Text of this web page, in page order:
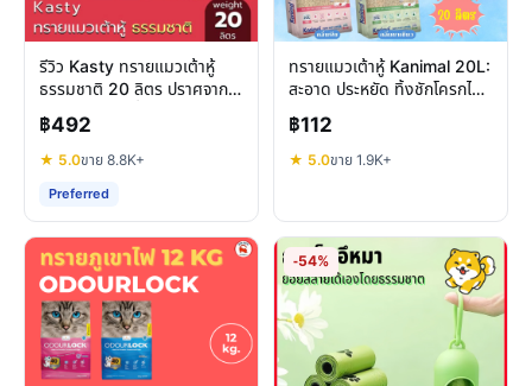
รีวิว Kasty ทรายแมวเต้าหู้
ธรรมชาติ 20 ลิตร ปราศจาก
ฝุ่น ดับกลิ่นดีเยี่ยม
฿492
★ 5.0ขาย 8.8K+
Preferred
ทรายแมวเต้าหู้ Kanimal 20L:
สะอาด ประหยัด ทิ้งชักโครกได้
จริงไหม?
฿112
★ 5.0ขาย 1.9K+
-54%